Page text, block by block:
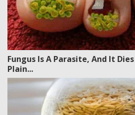
Fungus Is A Parasite, And It
Plain...